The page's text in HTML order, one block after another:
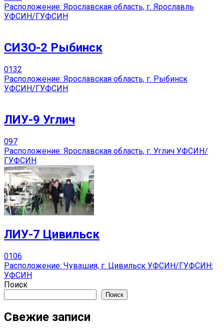
Расположение: Ярославская область, г. Ярославль
УФСИН/ГУФСИН
СИЗО-2 Рыбинск
0132
Расположение: Ярославская область, г. Рыбинск
УФСИН/ГУФСИН
ЛИУ-9 Углич
097
Расположение: Ярославская область, г. Углич УФСИН/
ГУФСИН
ЛИУ-7 Цивильск
0106
Расположение: Чувашия, г. Цивильск УФСИН/ГУФСИН:
УФСИН
Поиск
Поиск
Свежие записи